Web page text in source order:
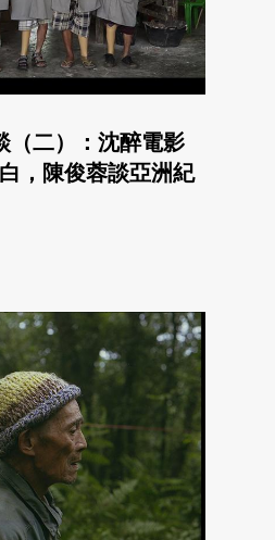
（二）：沈醉電影
，陳俊蓉談亞洲紀